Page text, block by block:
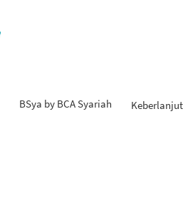
BSya by BCA Syariah